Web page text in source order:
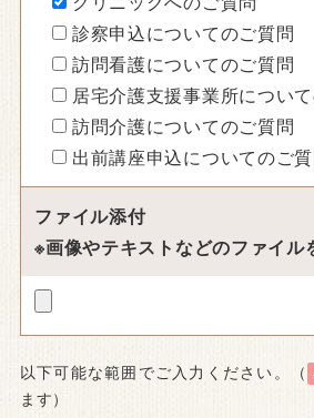
診察申込についてのご質問
訪問看護についてのご質問
居宅介護支援事業所につい
訪問介護についてのご質問
出前講座申込についてのご
ファイル添付
※画像やテキストなどのファイル
以下可能な範囲でご入力ください。（
ます）